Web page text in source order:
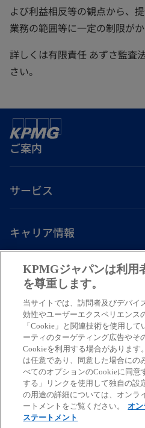
よび利益相反等の観点から、
業務の範囲等に一定の制限が
詳しくは有限責任 あずさ監査
さい。
ご案内
サービス
キャリア情報
し
い
タ
ブ
で
開
く
し
タ
ブ
で
開
く
免責事項プライバシーポリシー
© 2026 KPMG AZSA LLC, a limited
incorporated under the Japanese
a member firm of the KPMG global
firms affiliated with KPMG
company limited by guarantee. All
Corporation, a tax corporation
Law and a member firm of the KPMG
member firms affiliated with KPMG
English company limited by
KPMGジャパンは利用
を尊重します。
当サイトでは、訪問者及びデバイ
効性やユーザーエクスペリエンス
「Cookie」と関連技術を使用し
ーティのターゲティング広告やそ
Cookieを利用する場合があります
は任意であり、同意した場合にの
べてのオプションのCookieに同意
する」リンクを使用して独自の設
の用途の詳細については、オンラ
ートメントをご覧ください。
オン
ステートメント